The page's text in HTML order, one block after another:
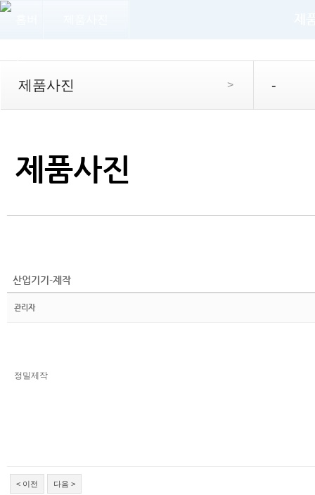
>
제품사진 -
제품사진
산업기기-제작
관리자
정밀제작
< 이전 다음 >